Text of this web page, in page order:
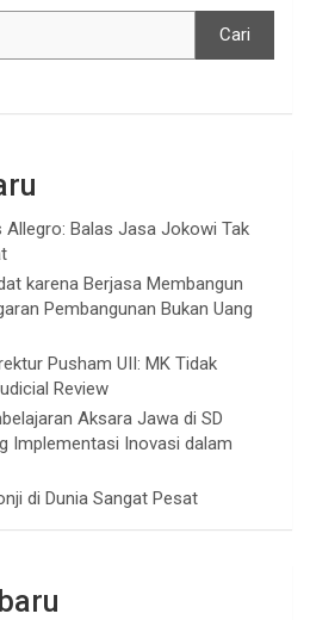
Cari
Balas Jasa Jokowi Tak
karena Berjasa Membangun
Pembangunan Bukan Uang
Pusham UII: MK Tidak
Review
Aksara Jawa di SD
Implementasi Inovasi dalam
di Dunia Sangat Pesat